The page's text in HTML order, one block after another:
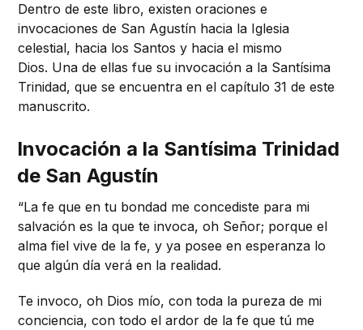
Dentro de este libro, existen oraciones e
invocaciones de San Agustín hacia la Iglesia
celestial, hacia los Santos y hacia el mismo
Dios. Una de ellas fue su invocación a la Santísima
Trinidad, que se encuentra en el capítulo 31 de este
manuscrito.
Invocación a la Santísima Trinidad
de San Agustín
“La fe que en tu bondad me concediste para mi
salvación es la que te invoca, oh Señor; porque el
alma fiel vive de la fe, y ya posee en esperanza lo
que algún día verá en la realidad.
Te invoco, oh Dios mío, con toda la pureza de mi
conciencia, con todo el ardor de la fe que tú me